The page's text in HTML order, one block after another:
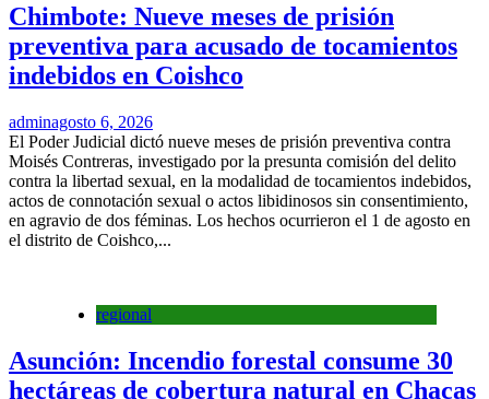
Chimbote: Nueve meses de prisión
preventiva para acusado de tocamientos
indebidos en Coishco
adminagosto 6, 2026
El Poder Judicial dictó nueve meses de prisión preventiva contra
Moisés Contreras, investigado por la presunta comisión del delito
contra la libertad sexual, en la modalidad de tocamientos indebidos,
actos de connotación sexual o actos libidinosos sin consentimiento,
en agravio de dos féminas. Los hechos ocurrieron el 1 de agosto en
el distrito de Coishco,...
regional
Asunción: Incendio forestal consume 30
hectáreas de cobertura natural en Chacas